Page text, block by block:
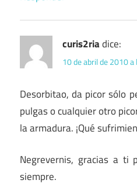
curis2riadice:
10 de abril de 2010
Desorbitao, da picor sólo
pulgas o cualquier otro
la armadura. ¡Qué
Negrevernis, gracias a ti
siempre.